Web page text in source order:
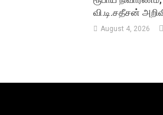
வி.டி.சதீசன்
August 4, 2026